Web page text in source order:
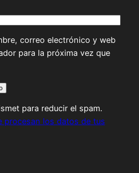
correo electrónico y web
para la próxima vez que
para reducir el spam.
procesan los datos de tus